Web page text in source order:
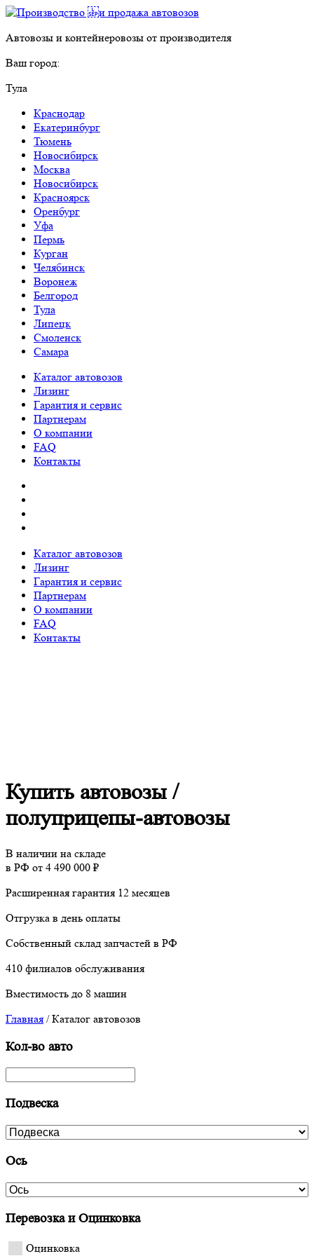
Автовозы и контейнеровозы от производителя
Ваш город:
Тула
Краснодар
Екатеринбург
Тюмень
Новосибирск
Москва
Новосибирск
Красноярск
Оренбург
Уфа
Пермь
Курган
Челябинск
Воронеж
Белгород
Тула
Липецк
Смоленск
Самара
Каталог автовозов
Лизинг
Гарантия и сервис
Партнерам
О компании
FAQ
Контакты
Каталог автовозов
Лизинг
Гарантия и сервис
Партнерам
О компании
FAQ
Контакты
Купить автовозы /
полуприцепы-автовозы
В наличии на складе
в РФ от 4 490 000 ₽
Расширенная гарантия 12 месяцев
Отгрузка в день оплаты
Собственный склад запчастей в РФ
410 филиалов обслуживания
Вместимость до 8 машин
Главная /Каталог автовозов
Кол-во авто
Подвеска
Ось
Перевозка и Оцинковка
Оцинковка